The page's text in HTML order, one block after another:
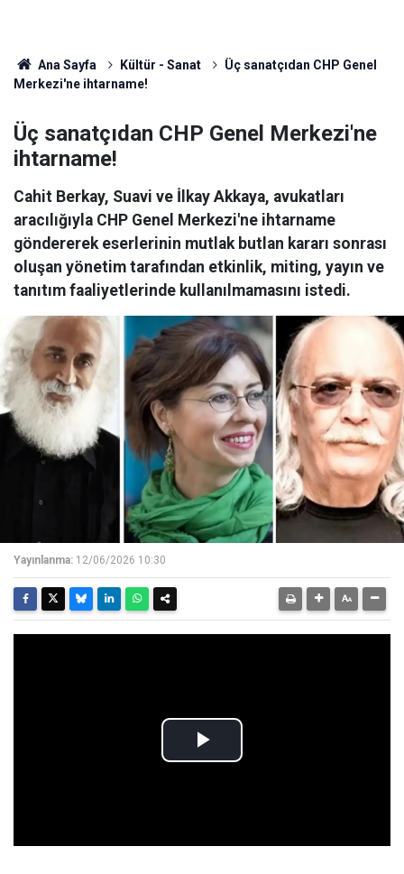
Ana Sayfa Kültür - Sanat
Üç sanatçıdan CHP Genel
Merkezi'ne ihtarname!
Üç sanatçıdan CHP Genel Merkezi'ne
ihtarname!
Cahit Berkay, Suavi ve İlkay Akkaya, avukatları
aracılığıyla CHP Genel Merkezi'ne ihtarname
göndererek eserlerinin mutlak butlan kararı sonrası
oluşan yönetim tarafından etkinlik, miting, yayın ve
tanıtım faaliyetlerinde kullanılmamasını istedi.
Yayınlanma: 12/06/2026 10:30